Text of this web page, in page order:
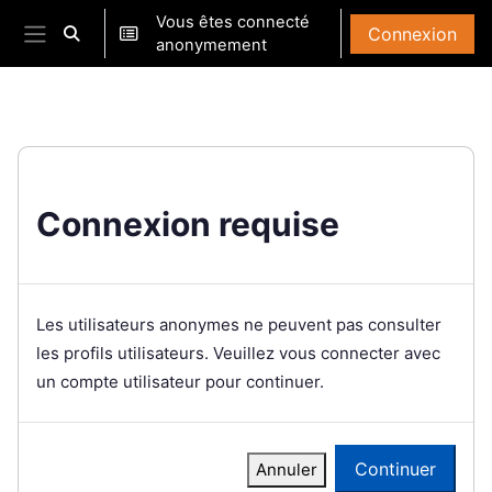
Passer au contenu principal
Panneau latéral
Activer/désactiver la saisie de recherche
Vous êtes connecté
anonymement
Connexion
Connexion requise
Les utilisateurs anonymes ne peuvent pas consulter
les profils utilisateurs. Veuillez vous connecter avec
un compte utilisateur pour continuer.
Annuler Continuer